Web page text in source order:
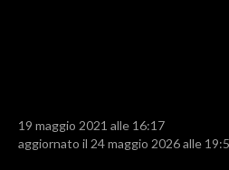
SPORT
19 maggio 2021 alle 16:17
aggiornato il 24 maggio 2026 alle